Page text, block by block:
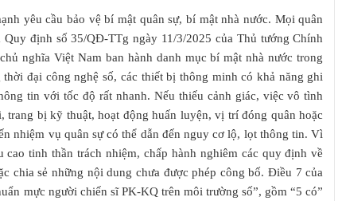
yêu cầu bảo vệ bí mật quân sự, bí mật nhà nước. Mọi quân
Quy định số 35/QĐ-TTg ngày 11/3/2025 của Thủ tướng Chính
nghĩa Việt Nam ban hành danh mục bí mật nhà nước trong
đại công nghệ số, các thiết bị thông minh có khả năng ghi
tin với tốc độ rất nhanh. Nếu thiếu cảnh giác, việc vô tình
trang bị kỹ thuật, hoạt động huấn luyện, vị trí đóng quân hoặc
nhiệm vụ quân sự có thể dẫn đến nguy cơ lộ, lọt thông tin. Vì
cao tinh thần trách nhiệm, chấp hành nghiêm các quy định về
chia sẻ những nội dung chưa được phép công bố. Điều 7 của
mực người chiến sĩ PK-KQ trên môi trường số”, gồm “5 có”